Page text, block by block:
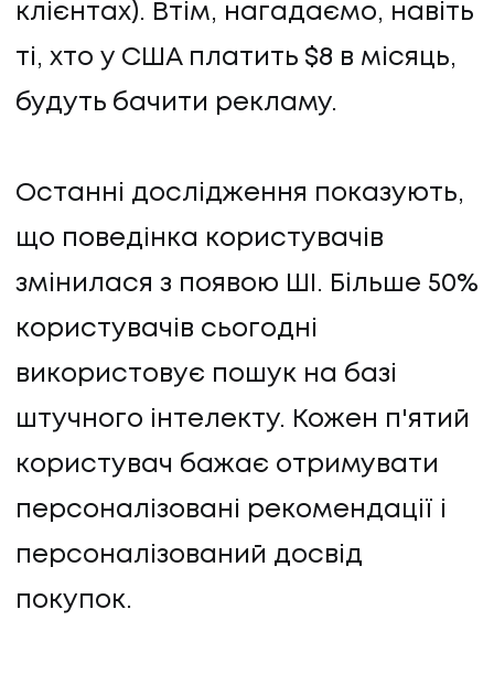
клієнтах). Втім, нагадаємо, навіть
ті, хто у США платить $8 в місяць,
будуть бачити рекламу.
Останні дослідження показують,
що поведінка користувачів
змінилася з появою ШІ. Більше 50%
користувачів сьогодні
використовує пошук на базі
штучного інтелекту. Кожен п'ятий
користувач бажає отримувати
персоналізовані рекомендації і
персоналізований досвід
покупок.